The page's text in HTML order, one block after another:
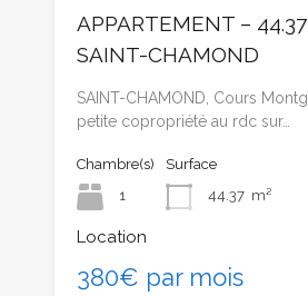
APPARTEMENT –
SAINT-CHAMOND
SAINT-CHAMOND, Cours
petite copropriété au rdc sur…
Chambre(s)
1
Surface
44.37 m²
Location
380€ par mois